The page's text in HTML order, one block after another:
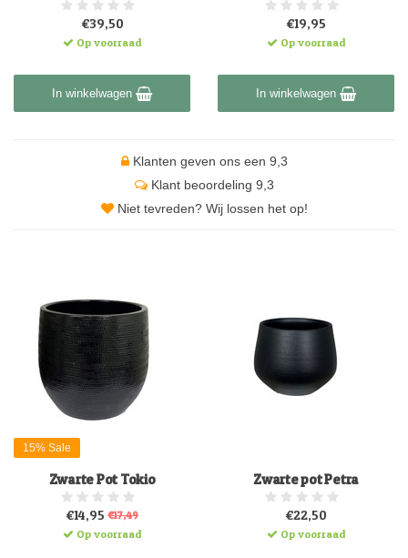
€39,50
Op voorraad
In winkelwagen
€19,95
Op voorraad
In winkelwagen
Klanten geven ons een 9,3
Klant beoordeling 9,3
Niet tevreden? Wij lossen het op!
15% Sale
Zwarte Pot Tokio
€14,95 €17,49
Op voorraad
Zwarte pot Petra
€22,50
Op voorraad